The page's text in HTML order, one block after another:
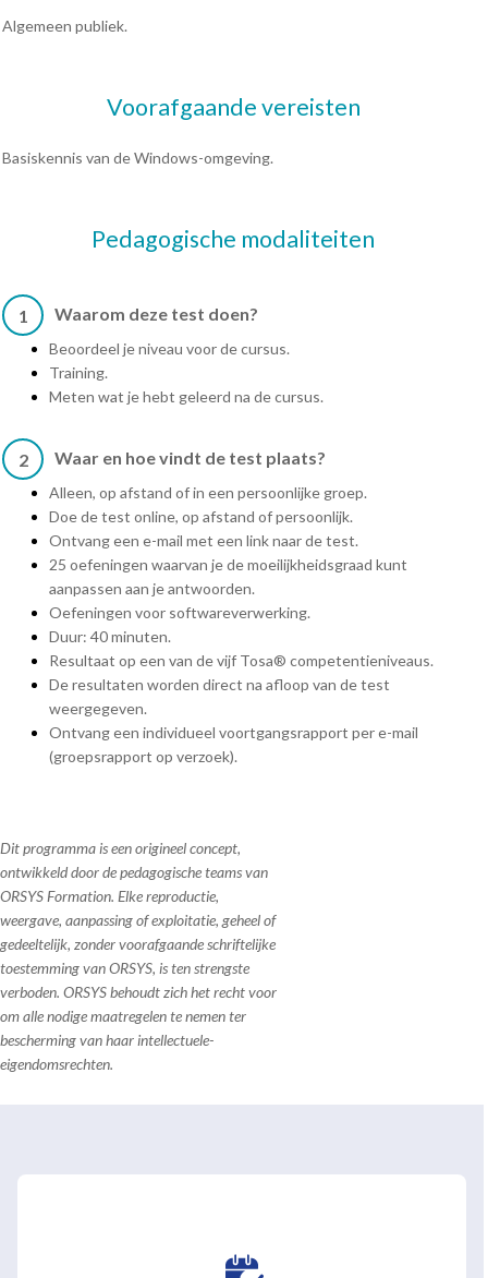
Algemeen publiek.
Voorafgaande vereisten
Basiskennis van de Windows-omgeving.
Pedagogische modaliteiten
1 Waarom deze test doen?
Beoordeel je niveau voor de cursus.
Training.
Meten wat je hebt geleerd na de cursus.
2 Waar en hoe vindt de test plaats?
Alleen, op afstand of in een persoonlijke groep.
Doe de test online, op afstand of persoonlijk.
Ontvang een e-mail met een link naar de test.
25 oefeningen waarvan je de moeilijkheidsgraad kunt
aanpassen aan je antwoorden.
Oefeningen voor softwareverwerking.
Duur: 40 minuten.
Resultaat op een van de vijf Tosa® competentieniveaus.
De resultaten worden direct na afloop van de test
weergegeven.
Ontvang een individueel voortgangsrapport per e-mail
(groepsrapport op verzoek).
Dit programma is een origineel concept,
ontwikkeld door de pedagogische teams van
ORSYS Formation. Elke reproductie,
weergave, aanpassing of exploitatie, geheel of
gedeeltelijk, zonder voorafgaande schriftelijke
toestemming van ORSYS, is ten strengste
verboden. ORSYS behoudt zich het recht voor
om alle nodige maatregelen te nemen ter
bescherming van haar intellectuele-
eigendomsrechten.